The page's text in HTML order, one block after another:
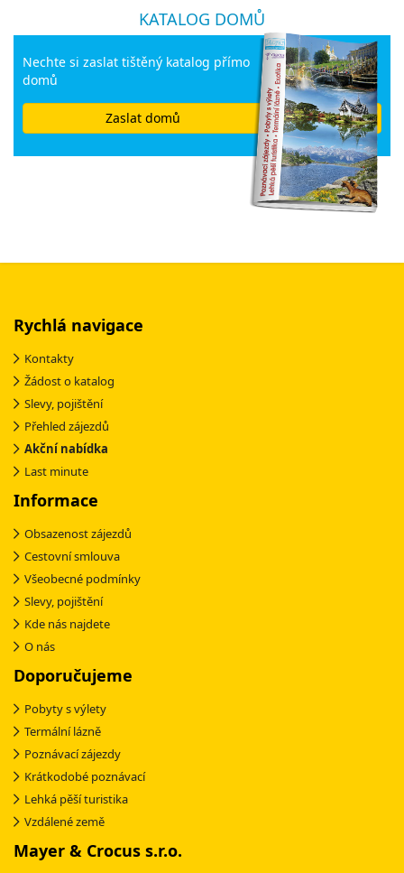
KATALOG DOMŮ
Nechte si zaslat tištěný katalog přímo
domů
Zaslat domů
Rychlá navigace
Kontakty
Žádost o katalog
Slevy, pojištění
Přehled zájezdů
Akční nabídka
Last minute
Informace
Obsazenost zájezdů
Cestovní smlouva
Všeobecné podmínky
Slevy, pojištění
Kde nás najdete
O nás
Doporučujeme
Pobyty s výlety
Termální lázně
Poznávací zájezdy
Krátkodobé poznávací
Lehká pěší turistika
Vzdálené země
Mayer & Crocus s.r.o.